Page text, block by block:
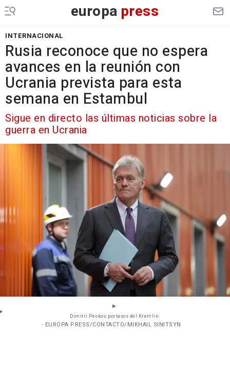
europa press
INTERNACIONAL
Rusia reconoce que no espera
avances en la reunión con
Ucrania prevista para esta
semana en Estambul
Sigue en directo las últimas noticias sobre la
guerra en Ucrania
Dimitri Peskov, portavoz del Kremlin.
- EUROPA PRESS/CONTACTO/MIKHAIL SINITSYN